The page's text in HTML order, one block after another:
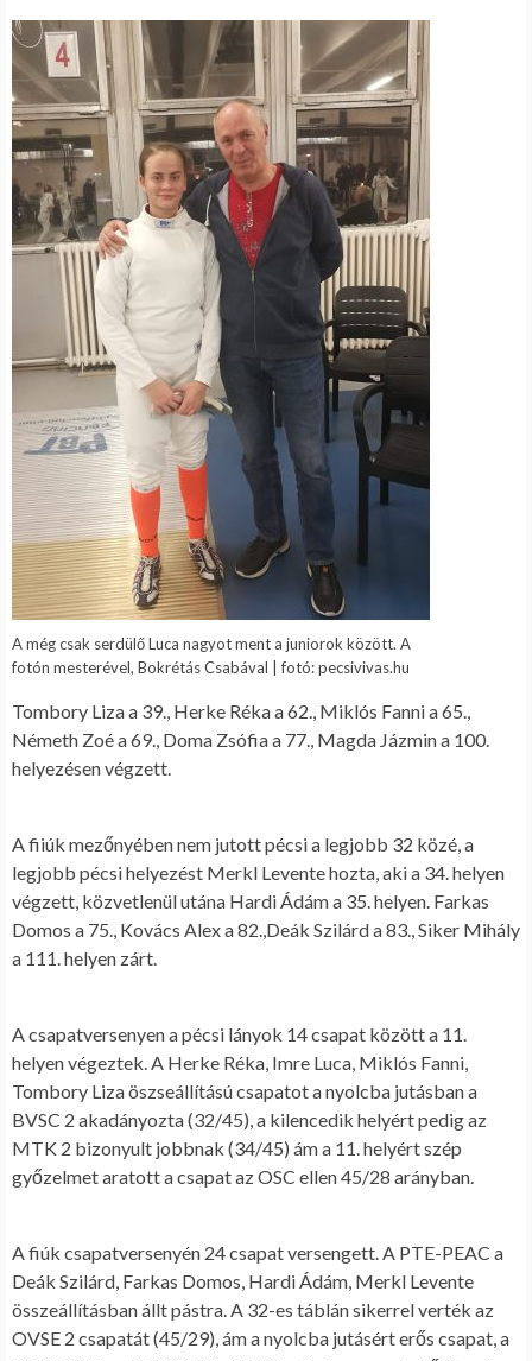
A még csak serdülő Luca nagyot ment a juniorok között. A
fotón mesterével, Bokrétás Csabával | fotó: pecsivivas.hu
Tombory Liza a 39., Herke Réka a 62., Miklós Fanni a 65.,
Németh Zoé a 69., Doma Zsófia a 77., Magda Jázmin a 100.
helyezésen végzett.
A fiiúk mezőnyében nem jutott pécsi a legjobb 32 közé, a
legjobb pécsi helyezést Merkl Levente hozta, aki a 34. helyen
végzett, közvetlenül utána Hardi Ádám a 35. helyen. Farkas
Domos a 75., Kovács Alex a 82.,Deák Szilárd a 83., Siker Mihály
a 111. helyen zárt.
A csapatversenyen a pécsi lányok 14 csapat között a 11.
helyen végeztek. A Herke Réka, Imre Luca, Miklós Fanni,
Tombory Liza öszseállítású csapatot a nyolcba jutásban a
BVSC 2 akadányozta (32/45), a kilencedik helyért pedig az
MTK 2 bizonyult jobbnak (34/45) ám a 11. helyért szép
győzelmet aratott a csapat az OSC ellen 45/28 arányban.
A fiúk csapatversenyén 24 csapat versengett. A PTE-PEAC a
Deák Szilárd, Farkas Domos, Hardi Ádám, Merkl Levente
összeállításban állt pástra. A 32-es táblán sikerrel verték az
OVSE 2 csapatát (45/29), ám a nyolcba jutásért erős csapat, a